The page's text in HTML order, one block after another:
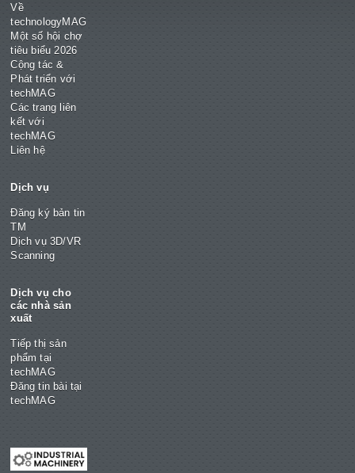
Về
technologyMAG
Một số hội chợ
tiêu biểu 2026
Cộng tác &
Phát triển với
techMAG
Các trang liên
kết với
techMAG
Liên hệ
Dịch vụ
Đăng ký bản tin
TM
Dịch vụ 3D/VR
Scanning
Dịch vụ cho
các nhà sản
xuất
Tiếp thị sản
phẩm tại
techMAG
Đăng tin bài tại
techMAG